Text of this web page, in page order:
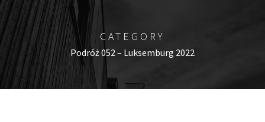
CATEGORY
Podróż 052 – Luksemburg 2022